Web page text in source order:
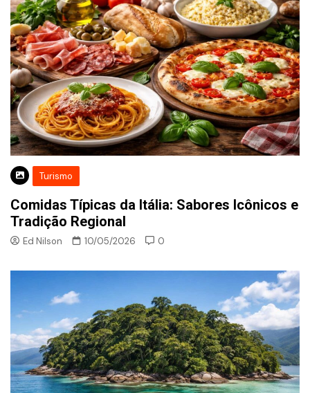
Turismo
Comidas Típicas da Itália: Sabores Icônicos e
Tradição Regional
Ed Nilson 10/05/2026 0